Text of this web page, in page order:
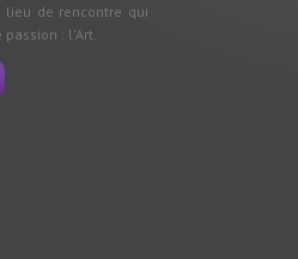
lieu de rencontre qui
: l'Art.